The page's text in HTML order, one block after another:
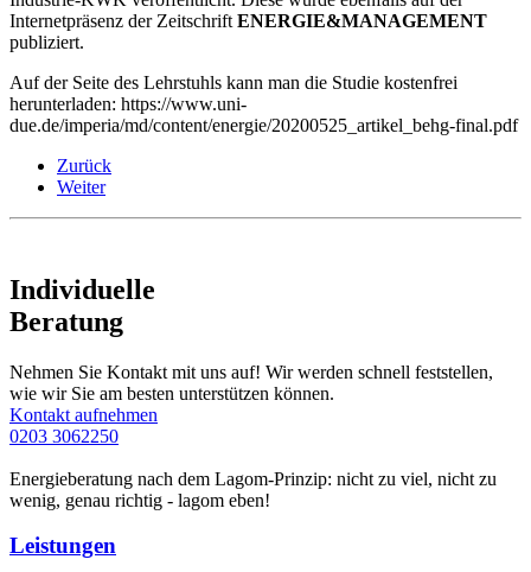
Internetpräsenz der Zeitschrift ENERGIE&MANAGEMENT
publiziert.
Auf der Seite des Lehrstuhls kann man die Studie kostenfrei
herunterladen: https://www.uni-
due.de/imperia/md/content/energie/20200525_artikel_behg-final.pdf
Zurück
Weiter
Individuelle
Beratung
Nehmen Sie Kontakt mit uns auf! Wir werden schnell feststellen,
wie wir Sie am besten unterstützen können.
Kontakt aufnehmen
0203 3062250
Energieberatung nach dem Lagom-Prinzip: nicht zu viel, nicht zu
wenig, genau richtig - lagom eben!
Leistungen